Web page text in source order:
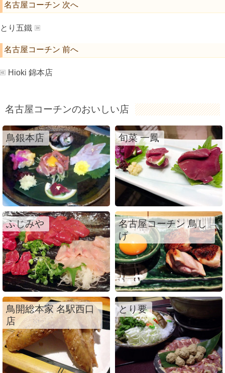
名古屋コーチン 次へ
とり五鐵
名古屋コーチン 前へ
Hioki 錦本店
名古屋コーチンのおいしい店
鳥銀本店 旬菜 一鳳
ふじみや
名古屋コーチン 鳥し
げ
鳥開総本家 名駅西口
店
とり要